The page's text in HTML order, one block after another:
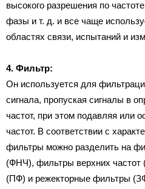
высокого разрешения по
фазы и т. д. и все чаще
областях связи, испытаний и
4. Фильтр:
Он используется для
сигнала, пропуская сигналы в
частот, при этом подавляя или
частот. В соответствии с
фильтры можно разделить на
(ФНЧ), фильтры верхних
(ПФ) и режекторные фильтры